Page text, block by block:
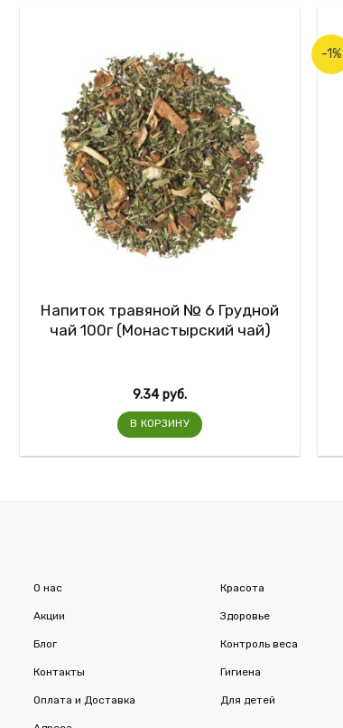
Напиток травяной № 6 Грудной
чай 100г (Монастырский чай)
9.34руб.
В КОРЗИНУ
-1%
О нас
Акции
Блог
Контакты
Оплата и Доставка
Красота
Здоровье
Контроль веса
Гигиена
Для детей